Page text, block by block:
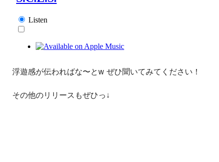
浮遊感が伝わればな〜とw ぜひ聞いてみてください！
その他のリリースもぜひっ↓